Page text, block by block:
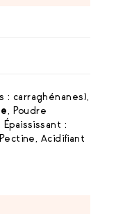
: carraghénanes),
, Poudre
:
Acidifiant